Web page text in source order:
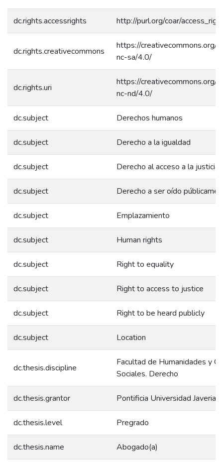
dc.rights.accessrights http://purl.org/coar/
dc.rights.creativecommons
https://creativecommons.org/
nc-sa/4.0/
dc.rights.uri
https://creativecommons.org/
nc-nd/4.0/
dc.subject Derechos humanos
dc.subject Derecho a la igualdad
dc.subject Derecho al acceso a la justicia
dc.subject Derecho a ser oído
dc.subject Emplazamiento
dc.subject Human rights
dc.subject Right to equality
dc.subject Right to access to justice
dc.subject Right to be heard publicly
dc.subject Location
dc.thesis.discipline
Facultad de Humanidades y
Sociales. Derecho
dc.thesis.grantor Pontificia Universidad
dc.thesis.level Pregrado
dc.thesis.name Abogado(a)